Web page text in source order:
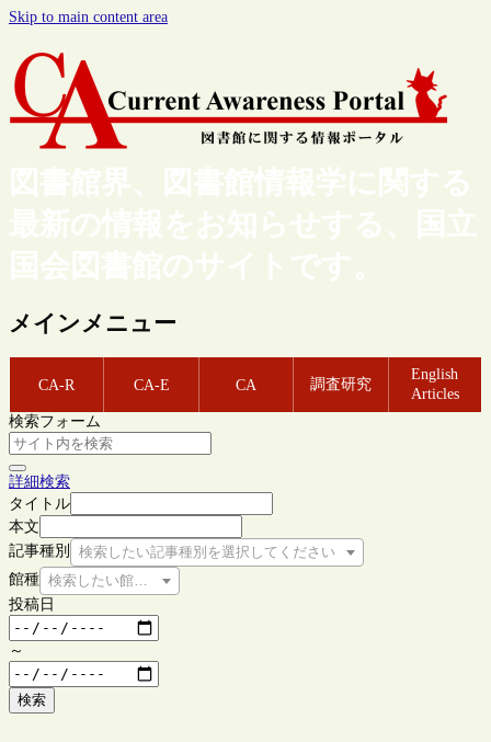
Skip to main content area
図書館界、図書館情報学に関する
最新の情報をお知らせする、国立
国会図書館のサイトです。
メインメニュー
CA-R CA-E CA 調査研究
English
Articles
検索フォーム
詳細検索
タイトル
本文
記事種別
検索したい記事種別を選択してください
館種 検索したい館種を選択してください
投稿日
～
検索